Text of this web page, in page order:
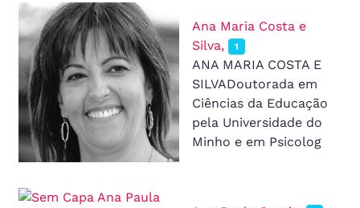
Ana Maria Costa e
Silva,
1
ANA MARIA COSTA E
SILVADoutorada em
Ciências da Educação
pela Universidade do
Minho e em Psicolog